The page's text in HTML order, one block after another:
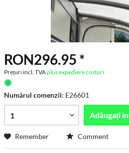
RON296.95 *
Prețuri incl. TVAplus expediere costuri
Numărul comenzii: E26601
Adăugați in
Remember Comment